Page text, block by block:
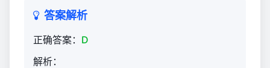
答案解析
正确答案： D
解析：